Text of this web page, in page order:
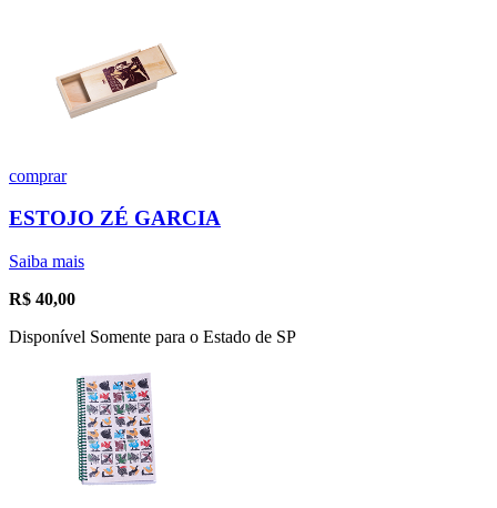
comprar
ESTOJO ZÉ GARCIA
Saiba mais
R$ 40,00
Disponível Somente para o Estado de SP